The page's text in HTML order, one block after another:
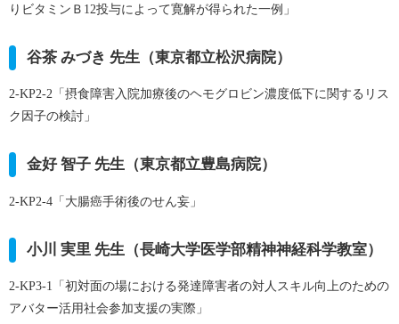
りビタミンＢ12投与によって寛解が得られた一例」
谷茶 みづき 先生（東京都立松沢病院）
2-KP2-2 「摂食障害入院加療後のヘモグロビン濃度低下に関するリス
ク因子の検討」
金好 智子 先生（東京都立豊島病院）
2-KP2-4 「大腸癌手術後のせん妄」
小川 実里 先生（長崎大学医学部精神神経科学教室）
2-KP3-1
「初対面の場における発達障害者の対人スキル向上のための
アバター活用社会参加支援の実際」